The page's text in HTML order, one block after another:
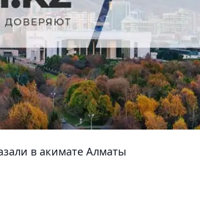
в акимате Алматы